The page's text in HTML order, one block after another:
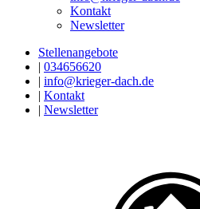
Kontakt
Newsletter
Stellenangebote
| 034656620
| info@krieger-dach.de
| Kontakt
| Newsletter